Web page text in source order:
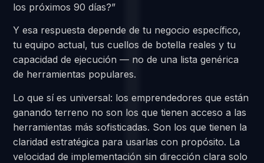
los próximos 90 días?”
Y esa respuesta depende de tu negocio específico,
tu equipo actual, tus cuellos de botella reales y tu
capacidad de ejecución — no de una lista genérica
de herramientas populares.
Lo que sí es universal: los emprendedores que están
ganando terreno no son los que tienen acceso a las
herramientas más sofisticadas. Son los que tienen la
claridad estratégica para usarlas con propósito. La
velocidad de implementación sin dirección clara solo